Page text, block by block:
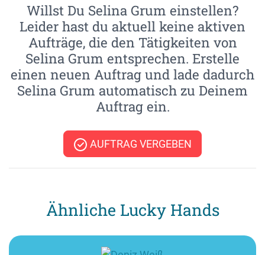
Willst Du Selina Grum einstellen?
Leider hast du aktuell keine aktiven
Aufträge, die den Tätigkeiten von
Selina Grum entsprechen. Erstelle
einen neuen Auftrag und lade dadurch
Selina Grum automatisch zu Deinem
Auftrag ein.
AUFTRAG VERGEBEN
Ähnliche Lucky Hands